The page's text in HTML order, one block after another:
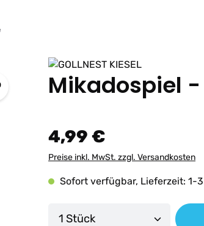
Mikadospiel
4,99 €
Preise inkl. MwSt. zzgl. Versandkosten
Sofort verfügbar, Lieferzeit: 1-3
Produkt Anzahl: Gib